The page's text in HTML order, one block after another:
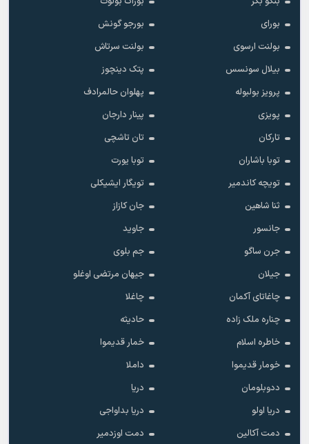
بورای
بورجو گونش
بولنت ارسوی
بولنت سرتاش
بیلال سونسس
پتک دینچوز
پرویز بولبوله
پهلوان حالمرادف
پویزی
پینار دارجان
تارکان
تان تاشچی
توبا باشاران
توبا یورت
تویچه کاندمیر
تویگار ایشیکلی
ثنا شاهین
جان کازاز
جانسور
جاوید
جرن ساگو
جم بلوی
جیلان
جیهان مرتضی اوغلو
چاغاتای آکمان
چاغلا
چناره ملک زاده
حادیثه
خاطره اسلام
خمار قدیموا
خومار قدیموا
داملا
ددوبلومان
دریا
دریا اولو
دریا بداواجی
دمت آکالین
دمت اوزدمیر